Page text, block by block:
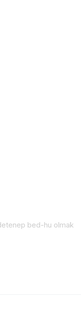
bed-hu olmak